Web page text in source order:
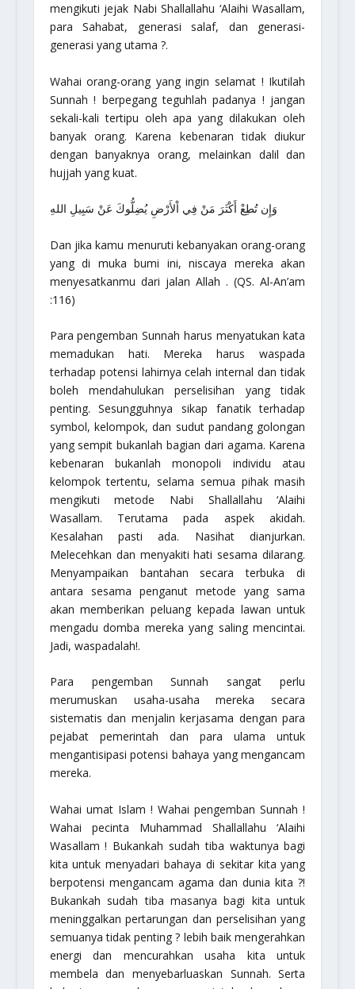
mengikuti jejak Nabi Shallallahu ‘Alaihi Wasallam,
para Sahabat, generasi salaf, dan generasi-
generasi yang utama ?.
Wahai orang-orang yang ingin selamat ! Ikutilah
Sunnah ! berpegang teguhlah padanya ! jangan
sekali-kali tertipu oleh apa yang dilakukan oleh
banyak orang. Karena kebenaran tidak diukur
dengan banyaknya orang, melainkan dalil dan
hujjah yang kuat.
وَإِن تُطِعْ أَكْثَرَ مَنْ فِي اْلأَرْضِ يُضِلُّوكَ عَنْ سَبِيلِ اللهِ
Dan jika kamu menuruti kebanyakan orang-orang
yang di muka bumi ini, niscaya mereka akan
menyesatkanmu dari jalan Allah . (QS. Al-An’am
:116)
Para pengemban Sunnah harus menyatukan kata
memadukan hati. Mereka harus waspada
terhadap potensi lahirnya celah internal dan tidak
boleh mendahulukan perselisihan yang tidak
penting. Sesungguhnya sikap fanatik terhadap
symbol, kelompok, dan sudut pandang golongan
yang sempit bukanlah bagian dari agama. Karena
kebenaran bukanlah monopoli individu atau
kelompok tertentu, selama semua pihak masih
mengikuti metode Nabi Shallallahu ‘Alaihi
Wasallam. Terutama pada aspek akidah.
Kesalahan pasti ada. Nasihat dianjurkan.
Melecehkan dan menyakiti hati sesama dilarang.
Menyampaikan bantahan secara terbuka di
antara sesama penganut metode yang sama
akan memberikan peluang kepada lawan untuk
mengadu domba mereka yang saling mencintai.
Jadi, waspadalah!.
Para pengemban Sunnah sangat perlu
merumuskan usaha-usaha mereka secara
sistematis dan menjalin kerjasama dengan para
pejabat pemerintah dan para ulama untuk
mengantisipasi potensi bahaya yang mengancam
mereka.
Wahai umat Islam ! Wahai pengemban Sunnah !
Wahai pecinta Muhammad Shallallahu ‘Alaihi
Wasallam ! Bukankah sudah tiba waktunya bagi
kita untuk menyadari bahaya di sekitar kita yang
berpotensi mengancam agama dan dunia kita ?!
Bukankah sudah tiba masanya bagi kita untuk
meninggalkan pertarungan dan perselisihan yang
semuanya tidak penting ? lebih baik mengerahkan
energi dan mencurahkan usaha kita untuk
membela dan menyebarluaskan Sunnah. Serta